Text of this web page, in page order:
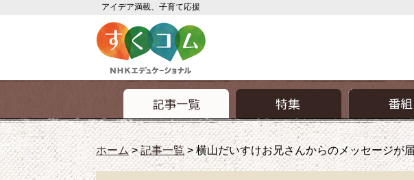
アイデア満載、子育て応援
ホーム>記事一覧>横山だいすけお兄さんからのメッセージが